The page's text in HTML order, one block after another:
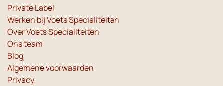
Private Label
Werken bij Voets Specialiteiten
Over Voets Specialiteiten
Ons team
Blog
Algemene voorwaarden
Privacy